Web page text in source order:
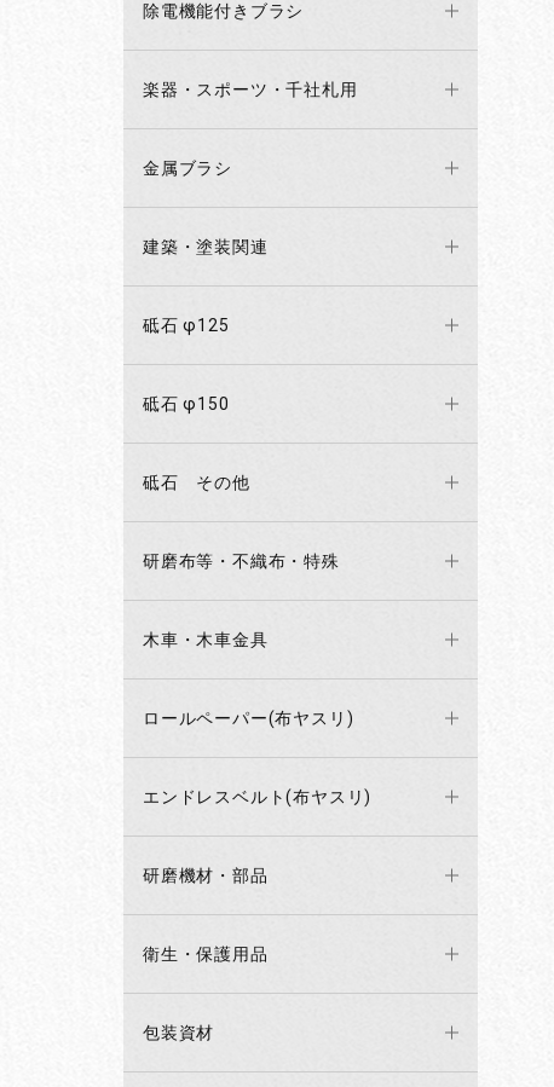
除電機能付きブラシ
楽器・スポーツ・千社札用
金属ブラシ
建築・塗装関連
砥石 φ125
砥石 φ150
砥石 その他
研磨布等・不織布・特殊
木車・木車金具
ロールペーパー(布ヤスリ)
エンドレスベルト(布ヤスリ)
研磨機材・部品
衛生・保護用品
包装資材